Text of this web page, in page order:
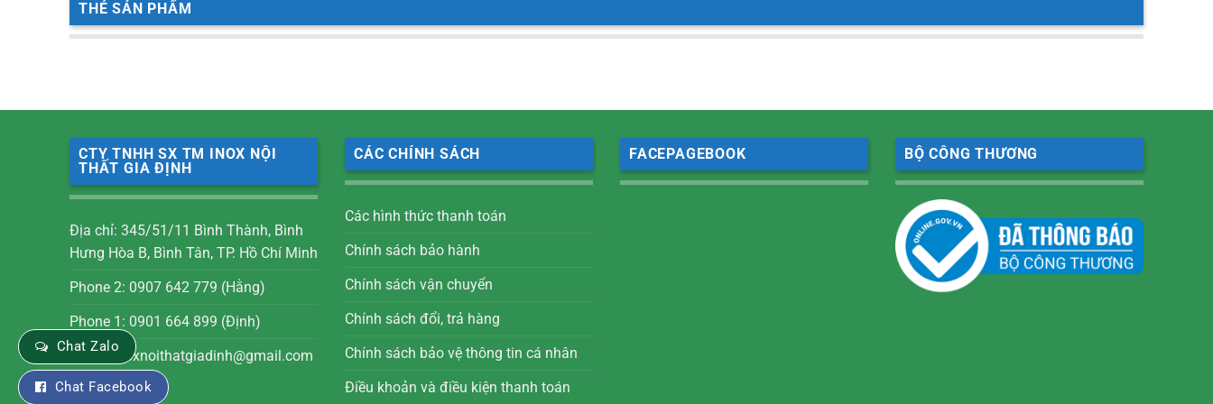
THẺ SẢN PHẨM
CTY TNHH SX TM INOX NỘI
THẤT GIA ĐỊNH
Địa chỉ: 345/51/11 Bình Thành, Bình
Hưng Hòa B, Bình Tân, TP. Hồ Chí Minh
Phone 2: 0907 642 779 (Hằng)
Phone 1: 0901 664 899 (Định)
Email: inoxnoithatgiadinh@gmail.com
CÁC CHÍNH SÁCH
Các hình thức thanh toán
Chính sách bảo hành
Chính sách vận chuyển
Chính sách đổi, trả hàng
Chính sách bảo vệ thông tin cá nhân
Điều khoản và điều kiện thanh toán
FACEPAGEBOOK BỘ CÔNG THƯƠNG
Chat Zalo
Chat Facebook